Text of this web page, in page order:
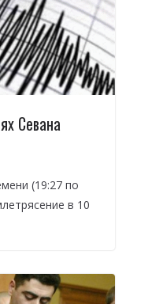
Севана
(19:27 по
в 10